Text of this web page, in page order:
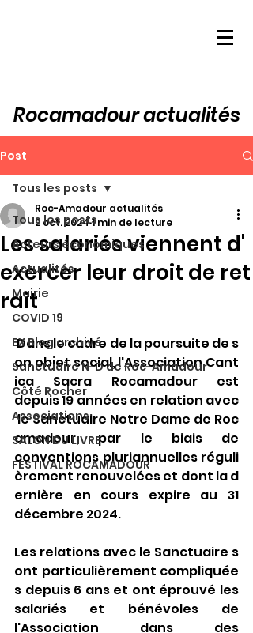
Rocamadour actualités
Post
Tous les posts
Acteurs économiques
Actualités
Mairie
COVID 19
EX Blog archivé
Sanctuaire N-D de Roc-Amadour
Côté Rocher
Associations
SALON DU LIVRE
FESTIVAL ROCAMADOUR
Tous les posts
Les salariés viennent d'
exercer leur droit de ret
rait
Roc-Amadour actualités
2 oct. 20241 min de lecture
Dans le cadre de la poursuite de s
on objet social, l'Association Cant
ica Sacra Rocamadour est
depuis 19 années en relation avec
le Sanctuaire Notre Dame de Roc
amadour, par le biais de
conventions pluriannuelles réguli
èrement renouvelées et dont la d
ernière en cours expire au 31
décembre 2024.
Les relations avec le Sanctuaire s
ont particulièrement compliquée
s depuis 6 ans et ont éprouvé les
salariés et bénévoles de
l'Association dans des